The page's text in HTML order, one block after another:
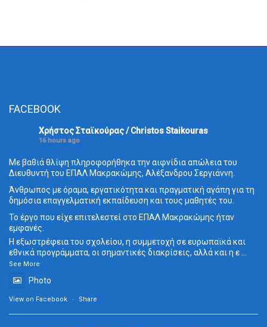
FACEBOOK
Χρήστος Σταϊκούρας / Christos Staikouras
16 hours ago
Με βαθιά θλίψη πληροφορήθηκα την αιφνίδια απώλεια του
Διευθυντή του ΕΠΑΛ Μακρακώμης, Αλέξανδρου Σεργιάννη.
Άνθρωπος με όραμα, εργατικότητα και πραγματική αγάπη για τη
δημόσια επαγγελματική εκπαίδευση και τους μαθητές του.
Το έργο που είχε επιτελεστεί στο ΕΠΑΛ Μακρακώμης ήταν
εμφανές.
Η εξωστρέφεια του σχολείου, η συμμετοχή σε ευρωπαϊκά και
εθνικά προγράμματα, οι σημαντικές διακρίσεις, αλλά και η ε
See More
Photo
View on Facebook · Share